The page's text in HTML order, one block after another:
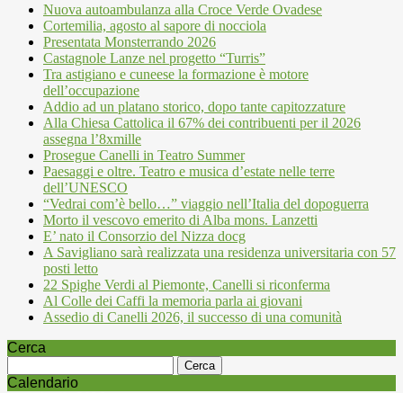
Nuova autoambulanza alla Croce Verde Ovadese
Cortemilia, agosto al sapore di nocciola
Presentata Monsterrando 2026
Castagnole Lanze nel progetto “Turris”
Tra astigiano e cuneese la formazione è motore
dell’occupazione
Addio ad un platano storico, dopo tante capitozzature
Alla Chiesa Cattolica il 67% dei contribuenti per il 2026
assegna l’8xmille
Prosegue Canelli in Teatro Summer
Paesaggi e oltre. Teatro e musica d’estate nelle terre
dell’UNESCO
“Vedrai com’è bello…” viaggio nell’Italia del dopoguerra
Morto il vescovo emerito di Alba mons. Lanzetti
E’ nato il Consorzio del Nizza docg
A Savigliano sarà realizzata una residenza universitaria con 57
posti letto
22 Spighe Verdi al Piemonte, Canelli si riconferma
Al Colle dei Caffi la memoria parla ai giovani
Assedio di Canelli 2026, il successo di una comunità
Cerca
per:
Calendario